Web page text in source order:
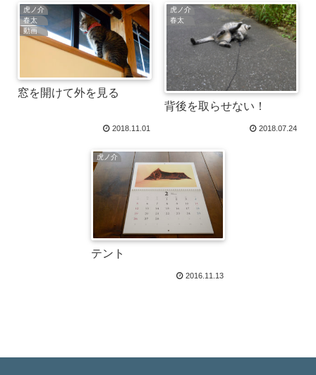
虎ノ介
春太
動画
窓を開けて外を見る
2018.11.01
虎ノ介
春太
背後を取らせない！
2018.07.24
虎ノ介
テント
2016.11.13